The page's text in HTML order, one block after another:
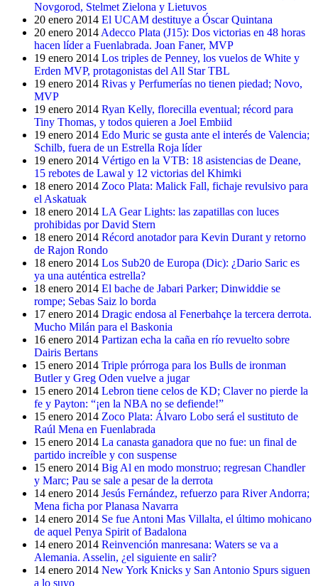
Novgorod, Stelmet Zielona y Lietuvos
20 enero 2014 El UCAM destituye a Óscar Quintana
20 enero 2014 Adecco Plata (J15): Dos victorias en 48 horas
hacen líder a Fuenlabrada. Joan Faner, MVP
19 enero 2014 Los triples de Penney, los vuelos de White y
Erden MVP, protagonistas del All Star TBL
19 enero 2014 Rivas y Perfumerías no tienen piedad; Novo,
MVP
19 enero 2014 Ryan Kelly, florecilla eventual; récord para
Tiny Thomas, y todos quieren a Joel Embiid
19 enero 2014 Edo Muric se gusta ante el interés de Valencia;
Schilb, fuera de un Estrella Roja líder
19 enero 2014 Vértigo en la VTB: 18 asistencias de Deane,
15 rebotes de Lawal y 12 victorias del Khimki
18 enero 2014 Zoco Plata: Malick Fall, fichaje revulsivo para
el Askatuak
18 enero 2014 LA Gear Lights: las zapatillas con luces
prohibidas por David Stern
18 enero 2014 Récord anotador para Kevin Durant y retorno
de Rajon Rondo
18 enero 2014 Los Sub20 de Europa (Dic): ¿Dario Saric es
ya una auténtica estrella?
18 enero 2014 El bache de Jabari Parker; Dinwiddie se
rompe; Sebas Saiz lo borda
17 enero 2014 Dragic endosa al Fenerbahçe la tercera derrota.
Mucho Milán para el Baskonia
16 enero 2014 Partizan echa la caña en río revuelto sobre
Dairis Bertans
15 enero 2014 Triple prórroga para los Bulls de ironman
Butler y Greg Oden vuelve a jugar
15 enero 2014 Lebron tiene celos de KD; Claver no pierde la
fe y Payton: “¡en la NBA no se defiende!”
15 enero 2014 Zoco Plata: Álvaro Lobo será el sustituto de
Raúl Mena en Fuenlabrada
15 enero 2014 La canasta ganadora que no fue: un final de
partido increíble y con suspense
15 enero 2014 Big Al en modo monstruo; regresan Chandler
y Marc; Pau se sale a pesar de la derrota
14 enero 2014 Jesús Fernández, refuerzo para River Andorra;
Mena ficha por Planasa Navarra
14 enero 2014 Se fue Antoni Mas Villalta, el último mohicano
de aquel Penya Spirit of Badalona
14 enero 2014 Reinvención manresana: Waters se va a
Alemania. Asselin, ¿el siguiente en salir?
14 enero 2014 New York Knicks y San Antonio Spurs siguen
a lo suyo